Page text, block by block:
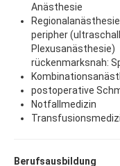
Anästhesie
Regionalanästhesie
peripher
Plexusanästhesie)
rückenmarksnah:
postoperative
Notfallmedizin
Berufsausbildung